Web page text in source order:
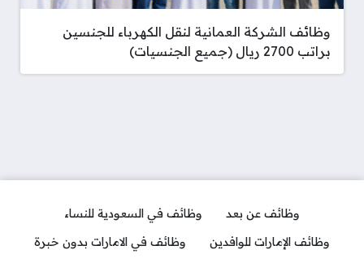
وظائف الشركة العمانية لنقل الكهرباء للجنسين
براتب 2700 ريال (جميع الجنسيات)
وظائف عن بعد
وظائف في السعودية للنساء
وظائف الإمارات للوافدين
وظائف في الامارات بدون خبرة